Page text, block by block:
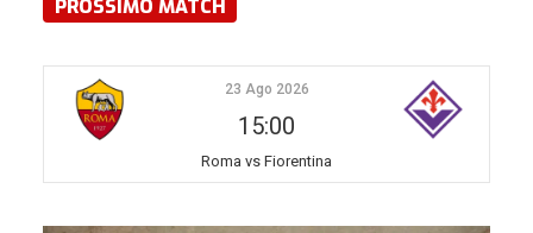
PROSSIMO MATCH
23 Ago 2026
15:00
Roma vs Fiorentina